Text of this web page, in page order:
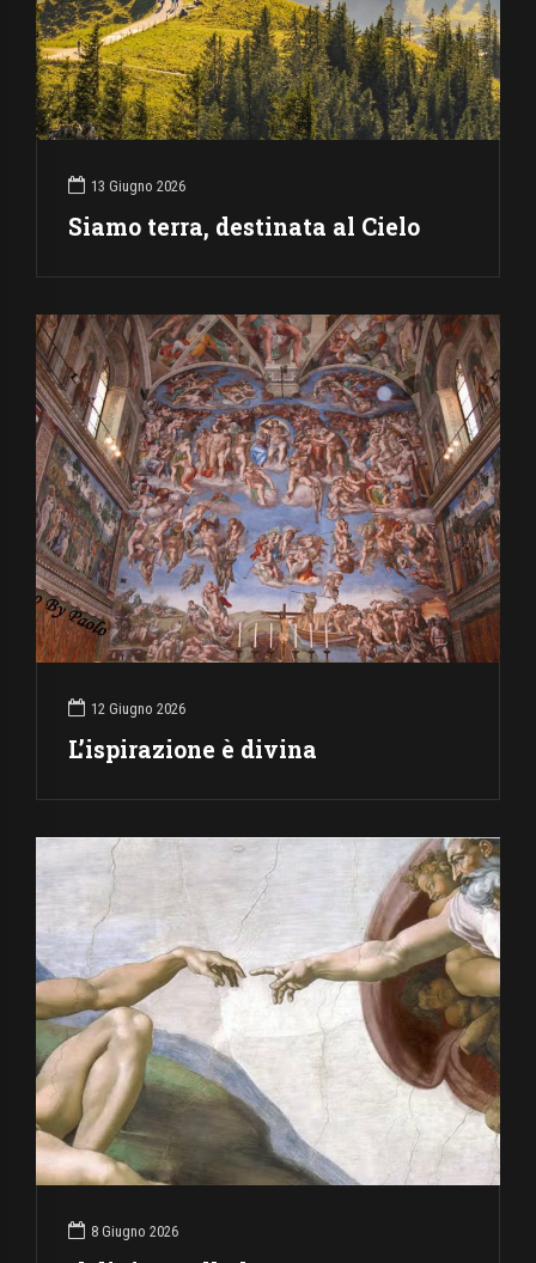
13 Giugno 2026
Siamo terra, destinata al Cielo
12 Giugno 2026
L’ispirazione è divina
8 Giugno 2026